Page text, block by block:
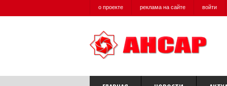
о проекте реклама на сайте войти